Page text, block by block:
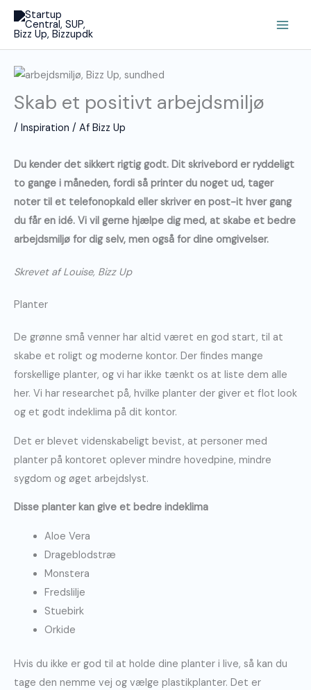
indholdet
Skab et positivt arbejdsmiljø
/ Inspiration / Af Bizz Up
Du kender det sikkert rigtig godt. Dit skrivebord er ryddeligt
to gange i måneden, fordi så printer du noget ud, tager
noter til et telefonopkald eller skriver en post-it hver gang
du får en idé. Vi vil gerne hjælpe dig med, at skabe et bedre
arbejdsmiljø for dig selv, men også for dine omgivelser.
Skrevet af Louise, Bizz Up
Planter
De grønne små venner har altid været en god start, til at
skabe et roligt og moderne kontor. Der findes mange
forskellige planter, og vi har ikke tænkt os at liste dem alle
her. Vi har researchet på, hvilke planter der giver et flot look
og et godt indeklima på dit kontor.
Det er blevet videnskabeligt bevist, at personer med
planter på kontoret oplever mindre hovedpine, mindre
sygdom og øget arbejdslyst.
Disse planter kan give et bedre indeklima
Aloe Vera
Drageblodstræ
Monstera
Fredslilje
Stuebirk
Orkide
Hvis du ikke er god til at holde dine planter i live, så kan du
tage den nemme vej og vælge plastikplanter. Det er